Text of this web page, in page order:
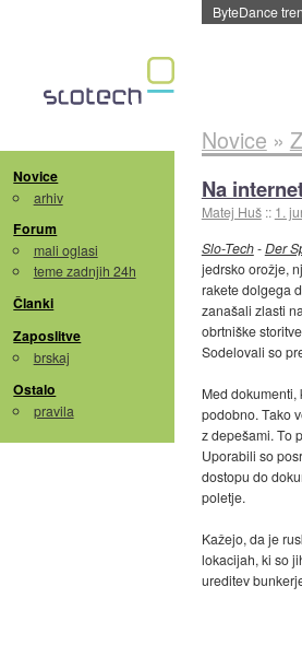
Spletne strani
Novice
arhiv
Forum
mali oglasi
teme zadnjih 24h
Članki
Zaposlitve
brskaj
Ostalo
pravila
Novice »
Na
Matej Huš :: 1.
Slo-Tech-Der
jedrsko orožje,
rakete dolgega
zanašali zlasti
obrtniške
Sodelovali so
Med
podobno. Tako
z depešami. To
Uporabili so
dostopu do
poletje.
Kažejo, da je
lokacijah, ki so
ureditev